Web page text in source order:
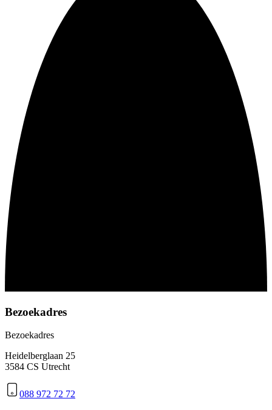
Bezoekadres
Bezoekadres
Heidelberglaan 25
3584 CS Utrecht
088 972 72 72